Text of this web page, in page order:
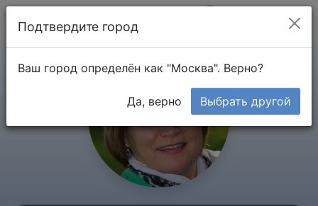
Подтвердите город
Ваш город определён как "Москва". Верно?
Да, верно Выбрать другой